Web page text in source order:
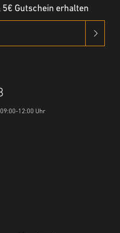
Leuchtmittel
Gutschein erhalten
12:00 Uhr